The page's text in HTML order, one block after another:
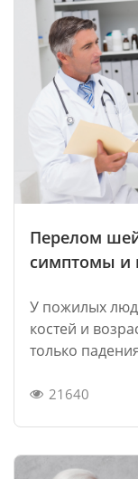
Перелом
симптомы и
У пожилых
костей и
только
21640